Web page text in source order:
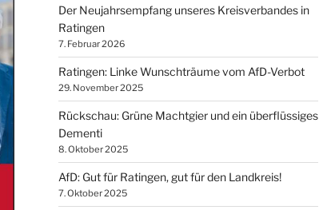
Der Neujahrsempfang unseres Kreisverbandes in
Ratingen
7. Februar 2026
Ratingen: Linke Wunschträume vom AfD-Verbot
29. November 2025
Rückschau: Grüne Machtgier und ein überflüssiges
Dementi
8. Oktober 2025
AfD: Gut für Ratingen, gut für den Landkreis!
7. Oktober 2025